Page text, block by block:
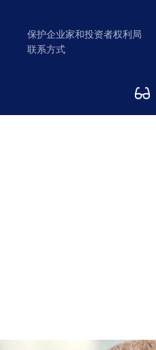
保护企业家和投资者权利局
联系方式